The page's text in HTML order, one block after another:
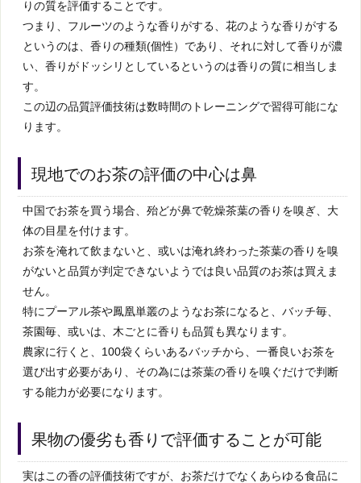
りの質を評価することです。
つまり、フルーツのような香りがする、花のような香りがする
というのは、香りの種類(個性）であり、それに対して香りが濃
い、香りがドッシリとしているというのは香りの質に相当しま
す。
この辺の品質評価技術は数時間のトレーニングで習得可能にな
ります。
現地でのお茶の評価の中心は鼻
中国でお茶を買う場合、殆どが鼻で乾燥茶葉の香りを嗅ぎ、大
体の目星を付けます。
お茶を淹れて飲まないと、或いは淹れ終わった茶葉の香りを嗅
がないと品質が判定できないようでは良い品質のお茶は買えま
せん。
特にプーアル茶や鳳凰単叢のようなお茶になると、バッチ毎、
茶園毎、或いは、木ごとに香りも品質も異なります。
農家に行くと、100袋くらいあるバッチから、一番良いお茶を
選び出す必要があり、その為には茶葉の香りを嗅ぐだけで判断
する能力が必要になります。
果物の優劣も香りで評価することが可能
実はこの香の評価技術ですが、お茶だけでなくあらゆる食品に